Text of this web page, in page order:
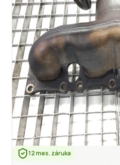
12 mes. záruka